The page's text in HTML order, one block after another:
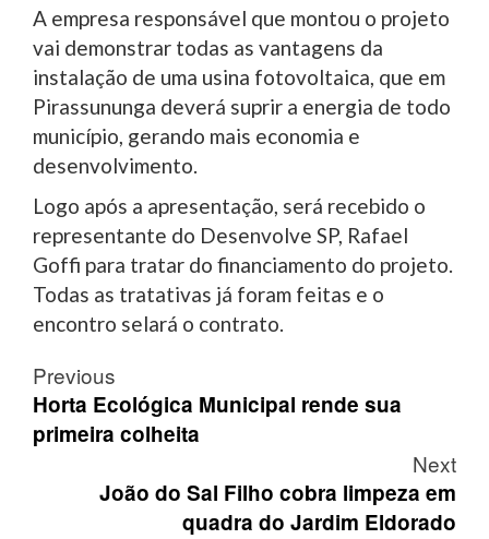
A empresa responsável que montou o projeto
vai demonstrar todas as vantagens da
instalação de uma usina fotovoltaica, que em
Pirassununga deverá suprir a energia de todo
município, gerando mais economia e
desenvolvimento.
Logo após a apresentação, será recebido o
representante do Desenvolve SP, Rafael
Goffi para tratar do financiamento do projeto.
Todas as tratativas já foram feitas e o
encontro selará o contrato.
Post
navigation
Previous
Horta Ecológica Municipal rende sua
primeira colheita
Next
João do Sal Filho cobra limpeza em
quadra do Jardim Eldorado